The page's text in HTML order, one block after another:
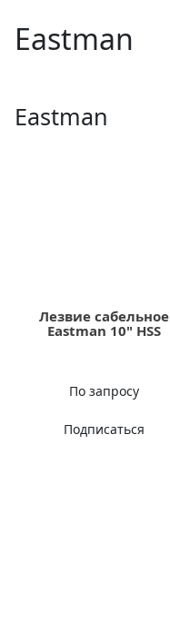
Eastman
Eastman
Лезвие сабельное
Eastman 10" HSS
По запросу
Подписаться